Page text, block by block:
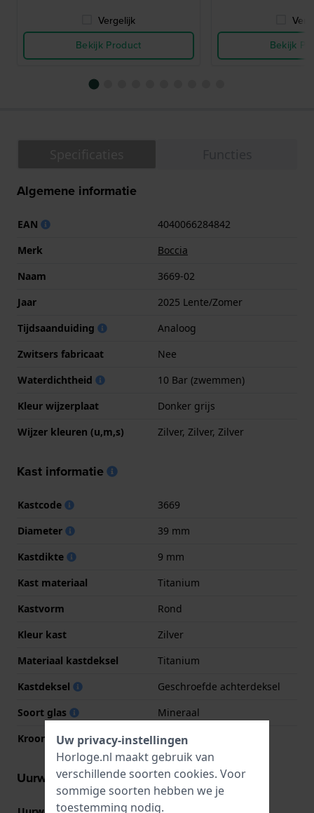
Vergelijk
Bekijk Product
Bekijk
Algemene informatie
EAN
4040066284842
Merk
Boccia
Naam
3669-02
Jaar
2025 Lente/Zomer
Tijdsaanduiding
Analoog
Zwitsers fabricaat
Nee
Waterdichtheid
10 Bar (zwemmen)
Kleur wijzerplaat
Donker grijs
Wijzer kleuren (u,m,s)
Zilver, Zilver, Zilver
Kast informatie
Kastcode
3669
Diameter
39 mm
Kastdikte
9 mm
Kast materiaal
Titanium
Kastvorm
Rond
Kleur kast
Zilver
Materiaal kastdeksel
Titanium
Kastdeksel
Geschroefde achterdeksel
Soort glas
Mineraal
Kroon
Trek kroon
Uurwerk informatie
Uw privacy-instellingen
Horloge.nl maakt gebruik van
verschillende soorten cookies. Voor
sommige soorten hebben we je
toestemming nodig.